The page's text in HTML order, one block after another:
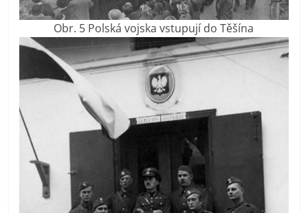
Obr. 5 Polská vojska vstupují do Těšína